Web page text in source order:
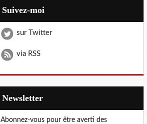
Suivez-moi
sur Twitter
via RSS
Newsletter
Abonnez-vous pour être averti des